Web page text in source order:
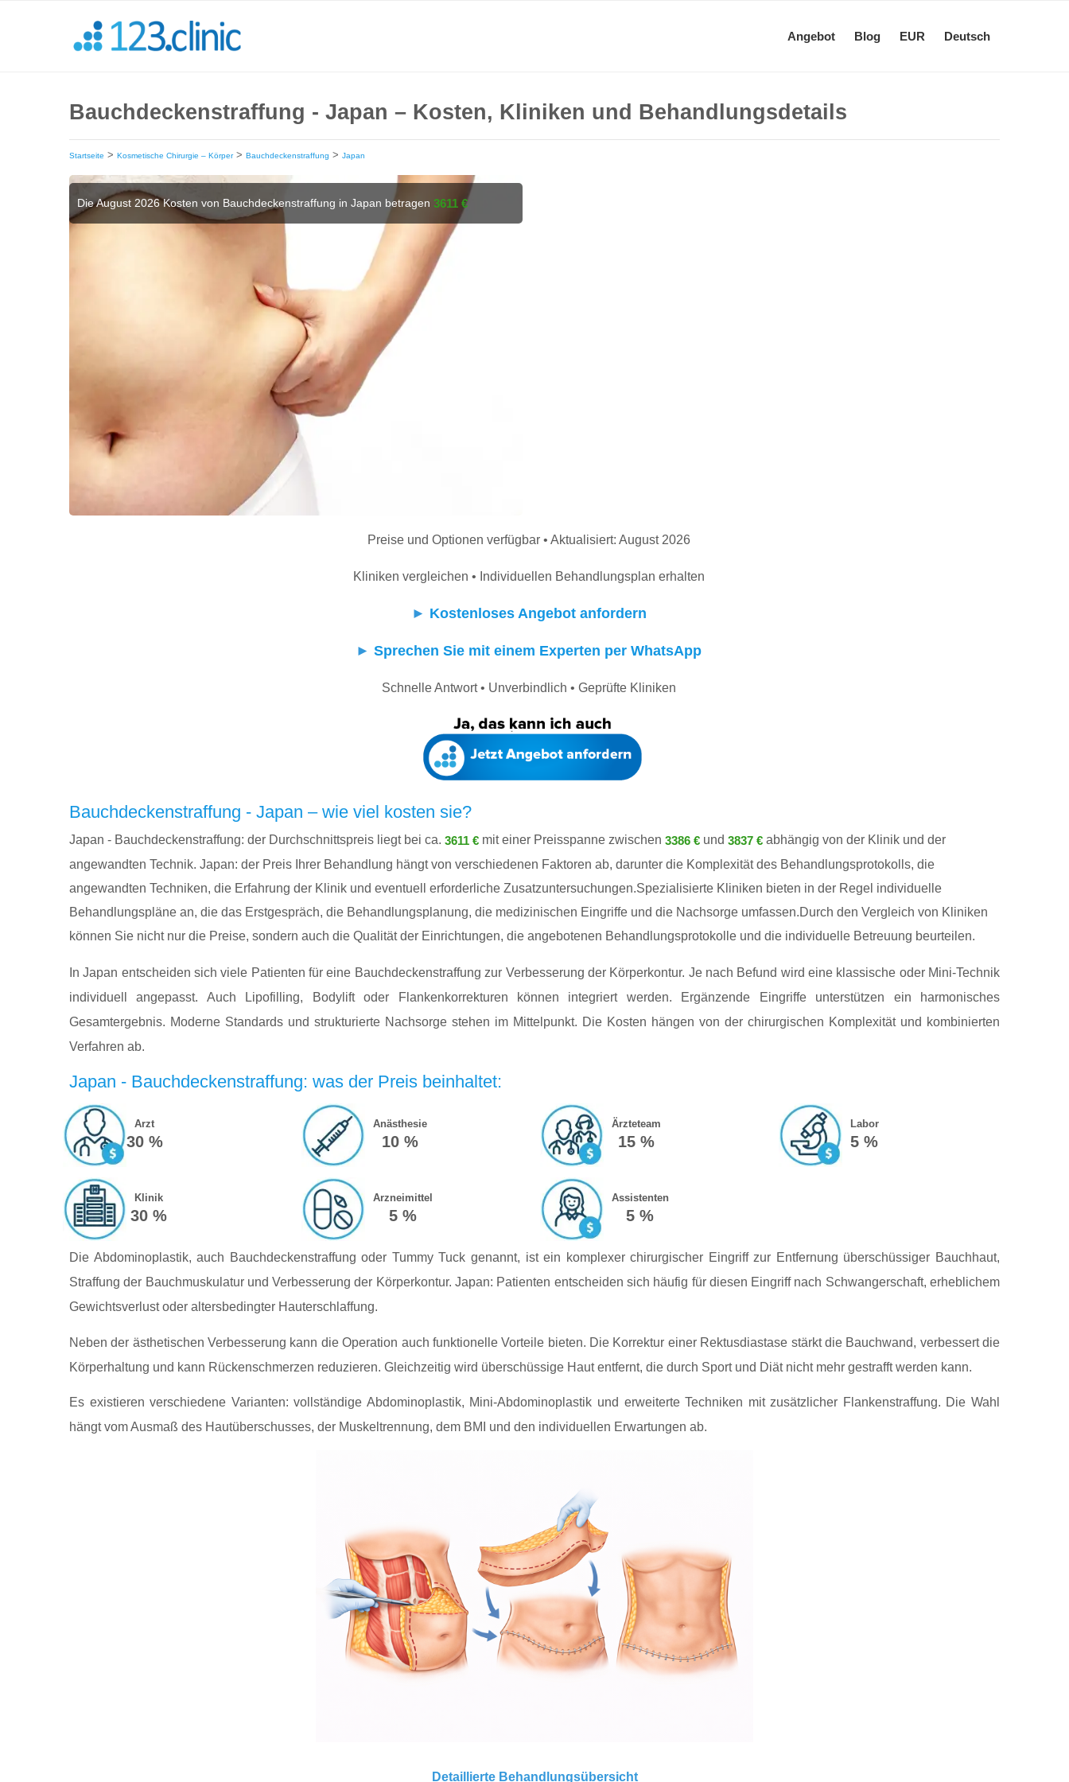
Angebot Blog EUR Deutsch
Bauchdeckenstraffung - Japan – Kosten, Kliniken und Behandlungsdetails
Startseite > Kosmetische Chirurgie – Körper> Bauchdeckenstraffung > Japan
Die August 2026 Kosten von Bauchdeckenstraffung in Japan betragen 3611 €
Preise und Optionen verfügbar • Aktualisiert: August 2026
Kliniken vergleichen • Individuellen Behandlungsplan erhalten
► Kostenloses Angebot anfordern
► Sprechen Sie mit einem Experten per WhatsApp
Schnelle Antwort • Unverbindlich • Geprüfte Kliniken
Bauchdeckenstraffung - Japan – wie viel kosten sie?
Japan - Bauchdeckenstraffung: der Durchschnittspreis liegt bei ca. 3611 € mit einer Preisspanne zwischen 3386 € und 3837 € abhängig von der Klinik und der
angewandten Technik. Japan: der Preis Ihrer Behandlung hängt von verschiedenen Faktoren ab, darunter die Komplexität des Behandlungsprotokolls, die
angewandten Techniken, die Erfahrung der Klinik und eventuell erforderliche Zusatzuntersuchungen.Spezialisierte Kliniken bieten in der Regel individuelle
Behandlungspläne an, die das Erstgespräch, die Behandlungsplanung, die medizinischen Eingriffe und die Nachsorge umfassen.Durch den Vergleich von Kliniken
können Sie nicht nur die Preise, sondern auch die Qualität der Einrichtungen, die angebotenen Behandlungsprotokolle und die individuelle Betreuung beurteilen.
In Japan entscheiden sich viele Patienten für eine Bauchdeckenstraffung zur Verbesserung der Körperkontur. Je nach Befund wird eine klassische oder Mini-Technik
individuell angepasst. Auch Lipofilling, Bodylift oder Flankenkorrekturen können integriert werden. Ergänzende Eingriffe unterstützen ein harmonisches
Gesamtergebnis. Moderne Standards und strukturierte Nachsorge stehen im Mittelpunkt. Die Kosten hängen von der chirurgischen Komplexität und kombinierten
Verfahren ab.
Japan - Bauchdeckenstraffung: was der Preis beinhaltet:
Arzt
30 %
Anästhesie
10 %
Ärzteteam
15 %
Labor
5 %
Klinik
30 %
Arzneimittel
5 %
Assistenten
5 %
Die Abdominoplastik, auch Bauchdeckenstraffung oder Tummy Tuck genannt, ist ein komplexer chirurgischer Eingriff zur Entfernung überschüssiger Bauchhaut,
Straffung der Bauchmuskulatur und Verbesserung der Körperkontur. Japan: Patienten entscheiden sich häufig für diesen Eingriff nach Schwangerschaft, erheblichem
Gewichtsverlust oder altersbedingter Hauterschlaffung.
Neben der ästhetischen Verbesserung kann die Operation auch funktionelle Vorteile bieten. Die Korrektur einer Rektusdiastase stärkt die Bauchwand, verbessert die
Körperhaltung und kann Rückenschmerzen reduzieren. Gleichzeitig wird überschüssige Haut entfernt, die durch Sport und Diät nicht mehr gestrafft werden kann.
Es existieren verschiedene Varianten: vollständige Abdominoplastik, Mini-Abdominoplastik und erweiterte Techniken mit zusätzlicher Flankenstraffung. Die Wahl
hängt vom Ausmaß des Hautüberschusses, der Muskeltrennung, dem BMI und den individuellen Erwartungen ab.
Detaillierte Behandlungsübersicht